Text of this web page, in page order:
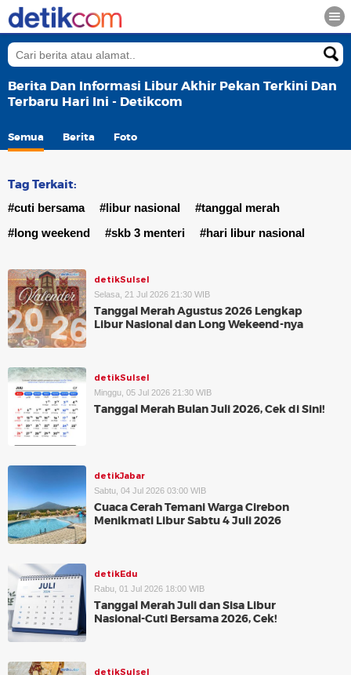
Berita Dan Informasi Libur Akhir Pekan Terkini Dan
Terbaru Hari Ini - Detikcom
Semua Berita Foto
Tag Terkait:
#cuti bersama #libur nasional
#tanggal merah
#long weekend
#skb 3 menteri #hari libur nasional
detikSulsel
Selasa, 21 Jul 2026 21:30 WIB
Tanggal Merah Agustus 2026 Lengkap
Libur Nasional dan Long Wekeend-nya
detikSulsel
Minggu, 05 Jul 2026 21:30 WIB
Tanggal Merah Bulan Juli 2026, Cek di Sini!
detikJabar
Sabtu, 04 Jul 2026 03:00 WIB
Cuaca Cerah Temani Warga Cirebon
Menikmati Libur Sabtu 4 Juli 2026
detikEdu
Rabu, 01 Jul 2026 18:00 WIB
Tanggal Merah Juli dan Sisa Libur
Nasional-Cuti Bersama 2026, Cek!
detikSulsel